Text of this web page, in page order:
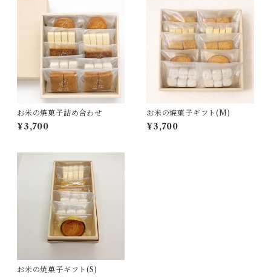
お米の焼菓子詰め合わせ
¥3,700
お米の焼菓子ギフト(M)
¥3,700
お米の焼菓子ギフト(S)